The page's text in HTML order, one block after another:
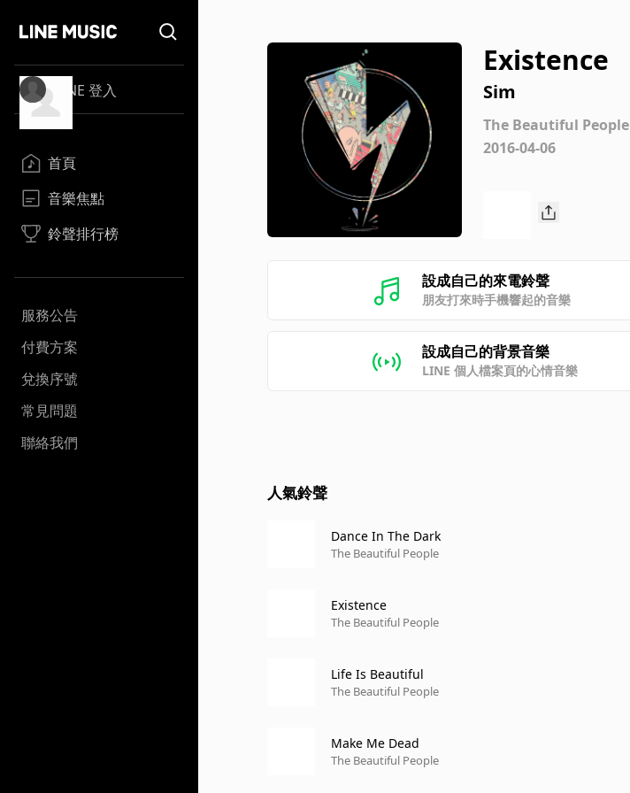
LINE 登入
首頁
音樂焦點
鈴聲排行榜
服務公告
付費方案
兌換序號
常見問題
聯絡我們
Existence
Sim
The Beautiful People
2016-04-06
設成自己的來電鈴聲
朋友打來時手機響起的音樂
設成自己的背景音樂
LINE 個人檔案頁的心情音樂
人氣鈴聲
Dance In The Dark
The Beautiful People
Existence
The Beautiful People
Life Is Beautiful
The Beautiful People
Make Me Dead
The Beautiful People